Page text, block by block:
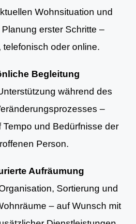
Wohnsituation und
erster Schritte –
telefonisch oder online.
Begleitung
während des
–
Tempo und Bedürfnisse der
Person.
Aufräumung
Sortierung und
– auf Wunsch mit